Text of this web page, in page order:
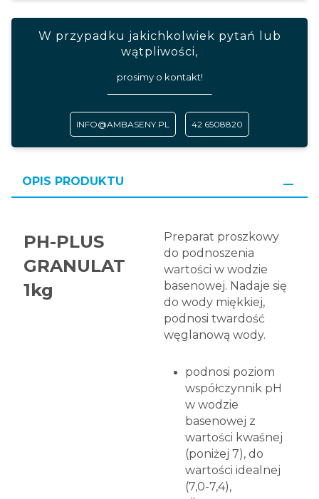
W przypadku jakichkolwiek pytań lub
wątpliwości,
prosimy o kontakt!
INFO@AMBASENY.PL 42 6508820
OPIS PRODUKTU
PH-PLUS
GRANULAT
1kg
Preparat proszkowy
do podnoszenia
wartości w wodzie
basenowej. Nadaje się
do wody miękkiej,
podnosi twardość
węglanową wody.
podnosi poziom
współczynnik pH
w wodzie
basenowej z
wartości kwaśnej
(poniżej 7), do
wartości idealnej
(7,0-7,4),